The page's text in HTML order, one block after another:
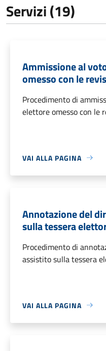
Servizi (19)
Ammissione al
omesso con le
Procedimento di
elettore omesso con le
VAI ALLA PAGINA
Annotazione del
sulla tessera
Procedimento di
assistito sulla tessera
VAI ALLA PAGINA